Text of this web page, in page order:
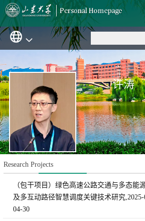
许涛
Research Projects
（包干项目）绿色高速公路交通与多态能
及多互动路径智慧调度关键技术研究,2025-
04-30